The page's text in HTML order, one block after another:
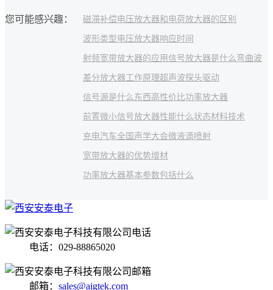
您可能感兴趣： 磁滞补偿 电压放大器和电荷放大器的区别
波形类型 电压放大器响应时间
射频宽带放大器的应用信号放大器是什么 弯曲波
差分放大器工作原理超声波探头驱动
信号源是什么东西高性价比功率放大器
前置微小信号放大器性能什么状态材料技术
充电汽车全国声学大会微液滴喷射
宽带放大器的优势增材
功率放大器基本参数包括什么
电话：029-88865020
邮箱： sales@aigtek.com